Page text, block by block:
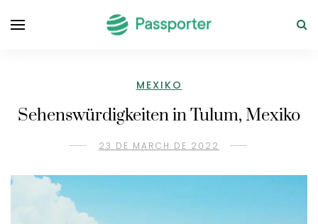
MEXIKO
Sehenswürdigkeiten in Tulum, Mexiko
23 DE MARCH DE 2022